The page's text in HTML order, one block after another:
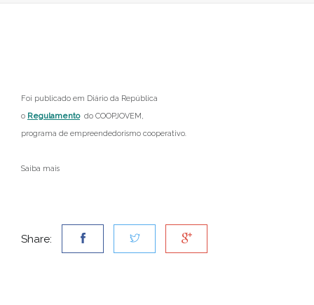
Foi publicado em Diário da República
o Regulamento do COOPJOVEM,
programa de empreendedorismo cooperativo.
Saiba mais
Share: